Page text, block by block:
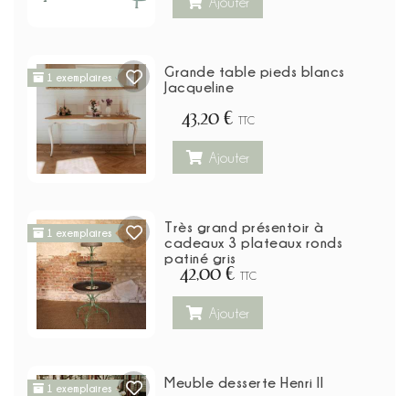
1 exemplaires
Grande table pieds blancs
Jacqueline
43,20 € TTC
Ajouter
1 exemplaires
Très grand présentoir à
cadeaux 3 plateaux ronds
patiné gris
42,00 € TTC
Ajouter
1 exemplaires Meuble desserte Henri ll